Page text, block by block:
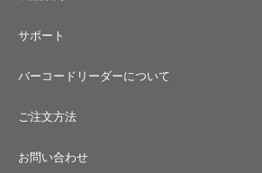
サポート
バーコードリーダーについて
ご注文方法
お問い合わせ